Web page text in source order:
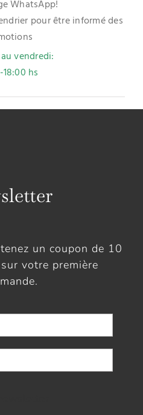
WhatsApp!
pour être informé des
vendredi:
hs
un coupon de 10
votre première